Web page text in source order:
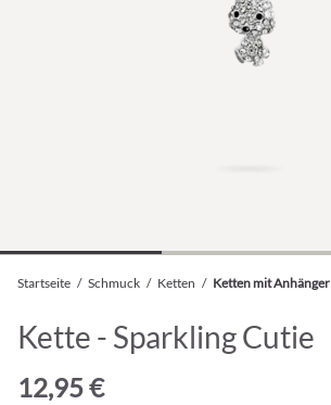
Startseite / Schmuck / Ketten / Ketten mit Anhänger
Kette - Sparkling Cutie
12,95 €